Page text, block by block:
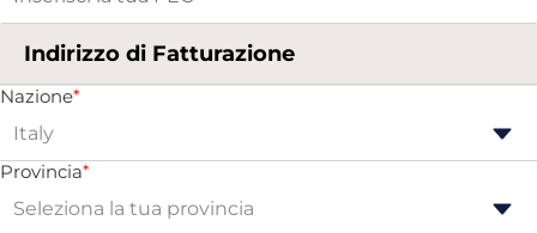
Indirizzo di Fatturazione
Nazione*
Provincia*